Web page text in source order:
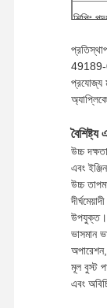
শিপিং
বৈশিষ্ট্য
উচ্চ
এবং
উচ্চ
উপযুক্ত।
ভাসমান
মূল বুস্ট
এবং